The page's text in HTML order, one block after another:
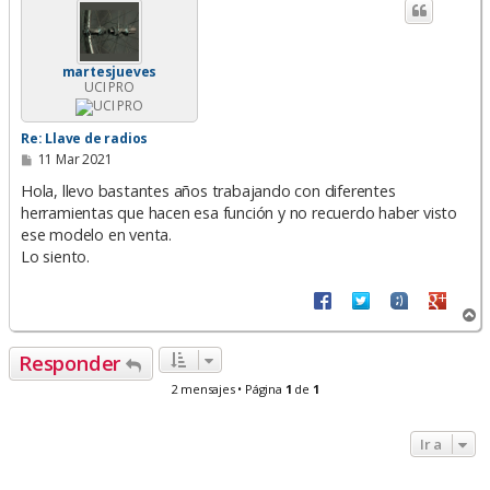
martesjueves
UCI PRO
Re: Llave de radios
M
n
a
j
e
11 Mar 2021
Hola, llevo bastantes años trabajando con diferentes
herramientas que hacen esa función y no recuerdo haber visto
ese modelo en venta.
Lo siento.
r
Responder
2 mensajes • Página 1 de 1
Ir a